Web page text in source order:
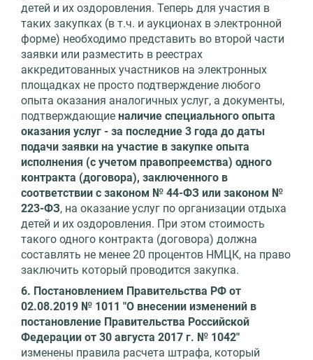
детей и их оздоровления. Теперь для участия в
таких закупках (в т.ч. и аукционах в электронной
форме) необходимо представить во второй части
заявки или разместить в реестрах
аккредитованных участников на электронных
площадках не просто подтверждение любого
опыта оказания аналогичных услуг, а документы,
подтверждающие наличие специального опыта
оказания услуг - за последние 3 года до даты
подачи заявки на участие в закупке опыта
исполнения (с учетом правопреемства) одного
контракта (договора), заключенного в
соответствии с законом № 44-ФЗ или законом №
223-ФЗ, на оказание услуг по организации отдыха
детей и их оздоровления. При этом стоимость
такого одного контракта (договора) должна
составлять не менее 20 процентов НМЦК, на право
заключить который проводится закупка.
6. Постановлением Правительства РФ от
02.08.2019 № 1011 "О внесении изменений в
постановление Правительства Российской
Федерации от 30 августа 2017 г. № 1042"
изменены правила расчета штрафа, который